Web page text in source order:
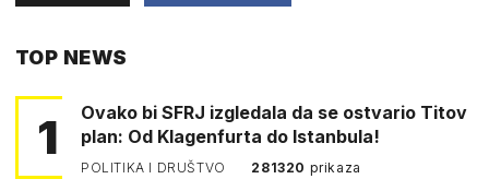
TOP NEWS
1
Ovako bi SFRJ izgledala da se ostvario Titov
plan: Od Klagenfurta do Istanbula!
POLITIKA I DRUŠTVO 281320 prikaza